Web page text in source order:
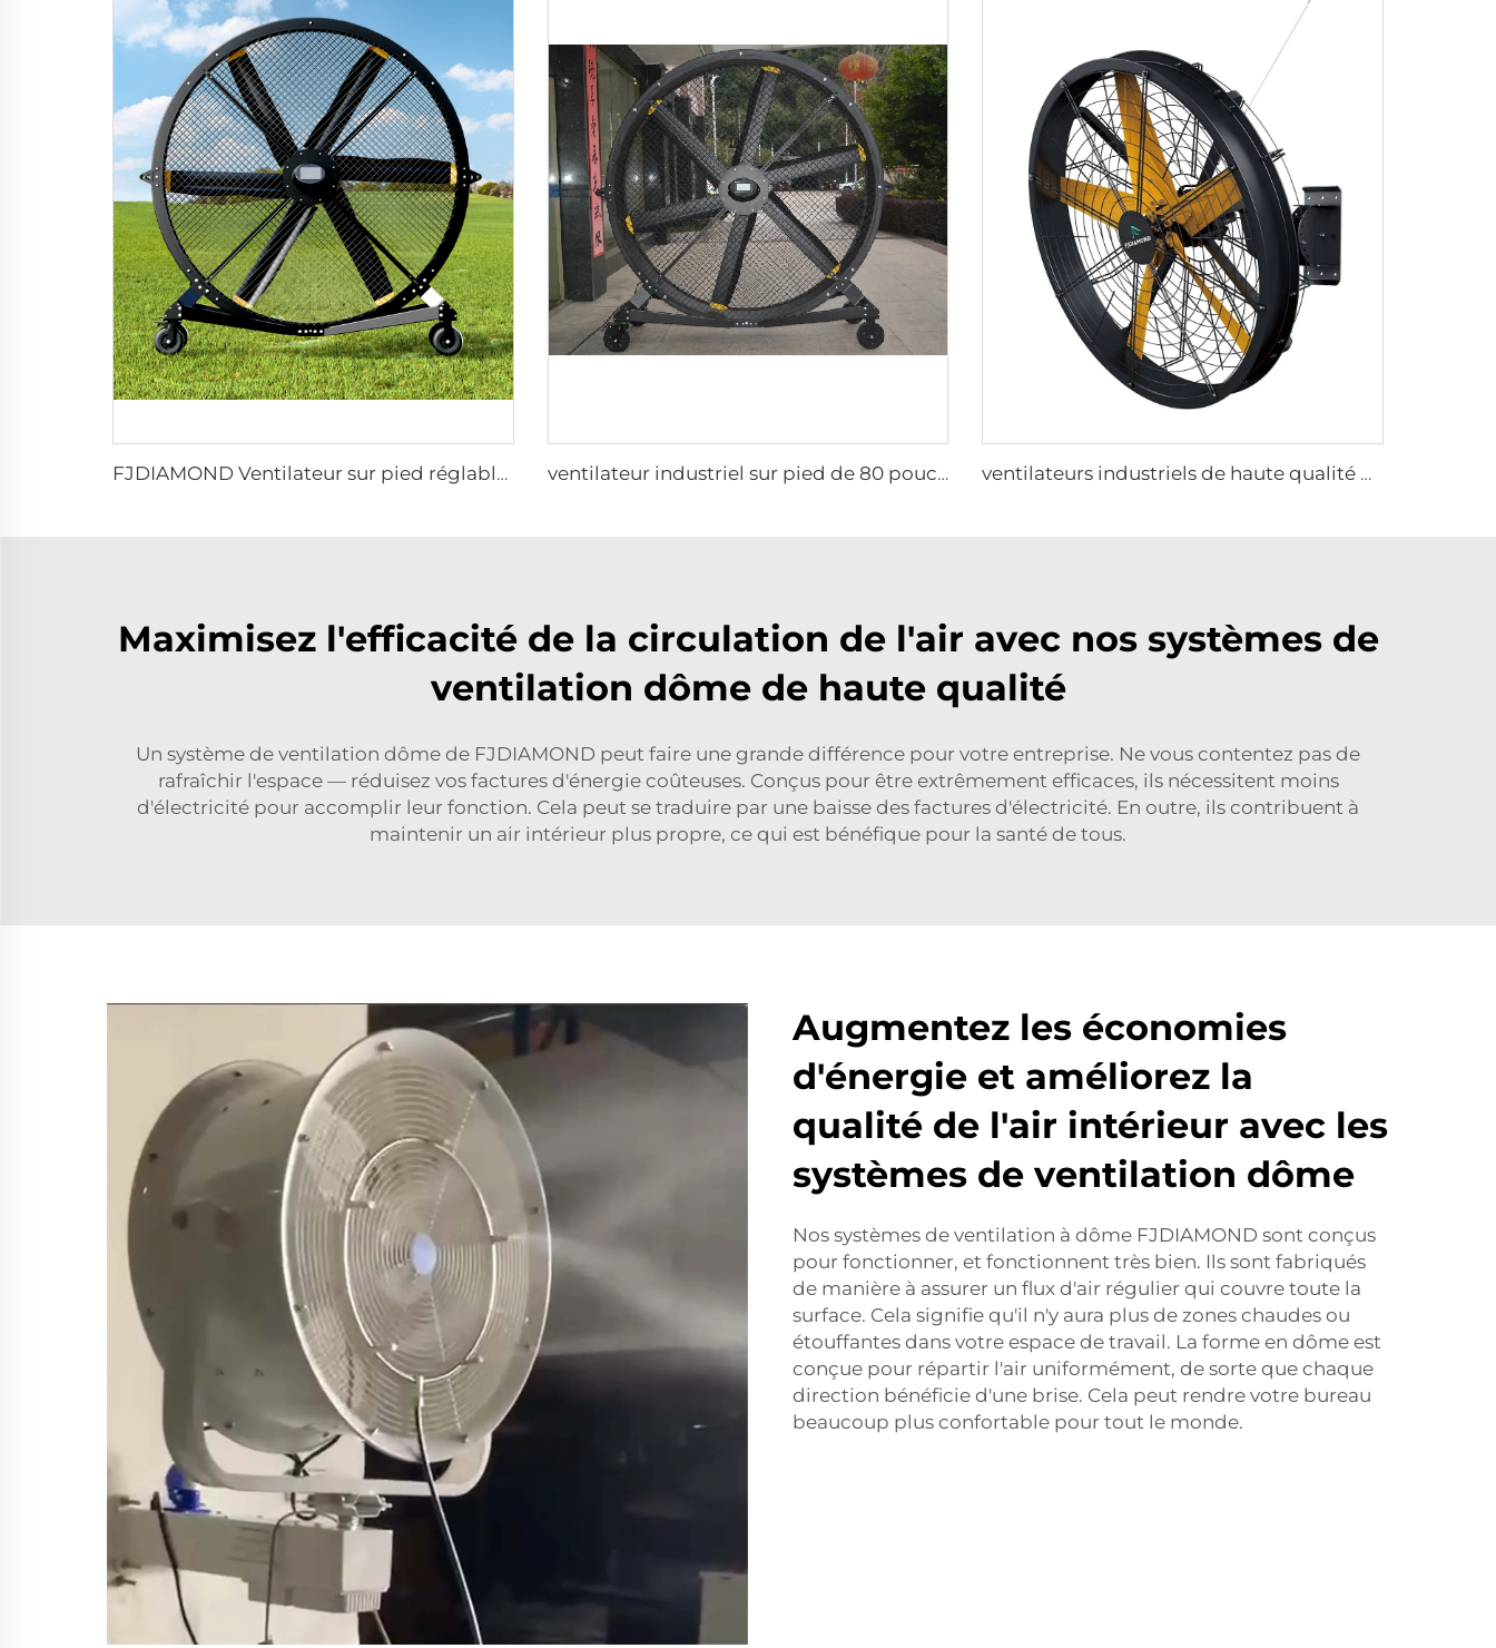
FJDIAMOND Ventilateur sur pied réglable 1,5 m 2 m 80 pouces contrôle WIFI silencieux en aluminium pour gymnase ventilateur industriel sur pied de 80 pouces (2000mm), portable et silencieux, en aluminium, pour maison, hôtels et usines 220V/380V ventilateurs industriels de haute qualité de 0,9 m à 1,2 m pour fermes, entrepôts, usines, restaurants et hôtels
Maximisez l'efficacité de la circulation de l'air avec nos systèmes de
ventilation dôme de haute qualité
Un système de ventilation dôme de FJDIAMOND peut faire une grande différence pour votre entreprise. Ne vous contentez pas de
rafraîchir l'espace — réduisez vos factures d'énergie coûteuses. Conçus pour être extrêmement efficaces, ils nécessitent moins
d'électricité pour accomplir leur fonction. Cela peut se traduire par une baisse des factures d'électricité. En outre, ils contribuent à
maintenir un air intérieur plus propre, ce qui est bénéfique pour la santé de tous.
Augmentez les économies
d'énergie et améliorez la
qualité de l'air intérieur avec les
systèmes de ventilation dôme
Nos systèmes de ventilation à dôme FJDIAMOND sont conçus
pour fonctionner, et fonctionnent très bien. Ils sont fabriqués
de manière à assurer un flux d'air régulier qui couvre toute la
surface. Cela signifie qu'il n'y aura plus de zones chaudes ou
étouffantes dans votre espace de travail. La forme en dôme est
conçue pour répartir l'air uniformément, de sorte que chaque
direction bénéficie d'une brise. Cela peut rendre votre bureau
beaucoup plus confortable pour tout le monde.